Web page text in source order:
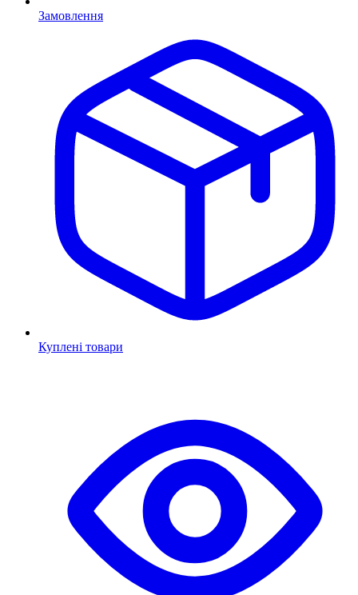
Замовлення
Куплені товари